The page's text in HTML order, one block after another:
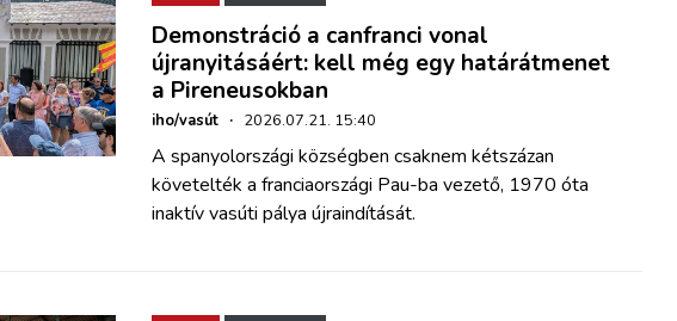
Demonstráció a canfranci vonal
újranyitásáért: kell még egy határátmenet
a Pireneusokban
iho/vasút · 2026.07.21. 15:40
A spanyolországi községben csaknem kétszázan
követelték a franciaországi Pau-ba vezető, 1970 óta
inaktív vasúti pálya újraindítását.